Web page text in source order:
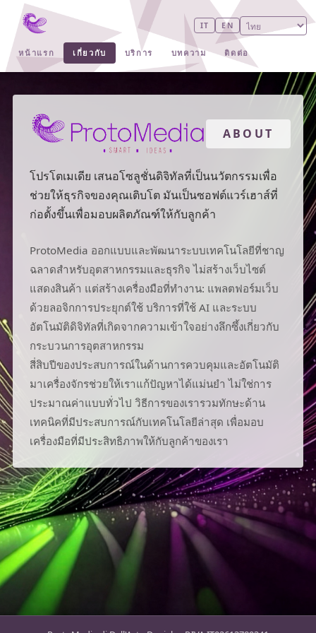
หน้าแรก เกี่ยวกับ บริการ บทความ ติดต่อ
IT EN
ABOUT
โปรโตเมเดีย เสนอโซลูชั่นดิจิทัลที่เป็นนวัตกรรมเพื่อ
ช่วยให้ธุรกิจของคุณเติบโต มันเป็นซอฟต์แวร์เฮาส์ที่
ก่อตั้งขึ้นเพื่อมอบผลิตภัณฑ์ให้กับลูกค้า
ProtoMedia ออกแบบและพัฒนาระบบเทคโนโลยีที่ชาญ
ฉลาดสำหรับอุตสาหกรรมและธุรกิจ ไม่สร้างเว็บไซต์
แสดงสินค้า แต่สร้างเครื่องมือที่ทำงาน: แพลตฟอร์มเว็บ
ด้วยลอจิกการประยุกต์ใช้ บริการที่ใช้ AI และระบบ
อัตโนมัติดิจิทัลที่เกิดจากความเข้าใจอย่างลึกซึ้งเกี่ยวกับ
กระบวนการอุตสาหกรรม
สี่สิบปีของประสบการณ์ในด้านการควบคุมและอัตโนมัติ
มาเครื่องจักรช่วยให้เราแก้ปัญหาได้แม่นยำ ไม่ใช่การ
ประมาณค่าแบบทั่วไป วิธีการของเรารวมทักษะด้าน
เทคนิคที่มีประสบการณ์กับเทคโนโลยีล่าสุด เพื่อมอบ
เครื่องมือที่มีประสิทธิภาพให้กับลูกค้าของเรา